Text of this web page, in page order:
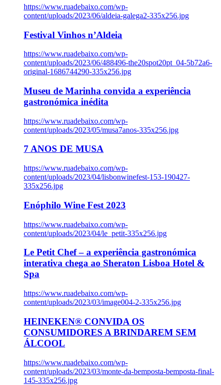
https://www.ruadebaixo.com/wp-
content/uploads/2023/06/aldeia-galega2-335x256.jpg
Festival Vinhos n’Aldeia
https://www.ruadebaixo.com/wp-
content/uploads/2023/06/488496-the20spot20pt_04-5b72a6-
original-1686744290-335x256.jpg
Museu de Marinha convida a experiência
gastronómica inédita
https://www.ruadebaixo.com/wp-
content/uploads/2023/05/musa7anos-335x256.jpg
7 ANOS DE MUSA
https://www.ruadebaixo.com/wp-
content/uploads/2023/04/lisbonwinefest-153-190427-
335x256.jpg
Enóphilo Wine Fest 2023
https://www.ruadebaixo.com/wp-
content/uploads/2023/04/le_petit-335x256.jpg
Le Petit Chef – a experiência gastronómica
interativa chega ao Sheraton Lisboa Hotel &
Spa
https://www.ruadebaixo.com/wp-
content/uploads/2023/03/image004-2-335x256.jpg
HEINEKEN® CONVIDA OS
CONSUMIDORES A BRINDAREM SEM
ÁLCOOL
https://www.ruadebaixo.com/wp-
content/uploads/2023/03/monte-da-bemposta-bemposta-final-
145-335x256.jpg